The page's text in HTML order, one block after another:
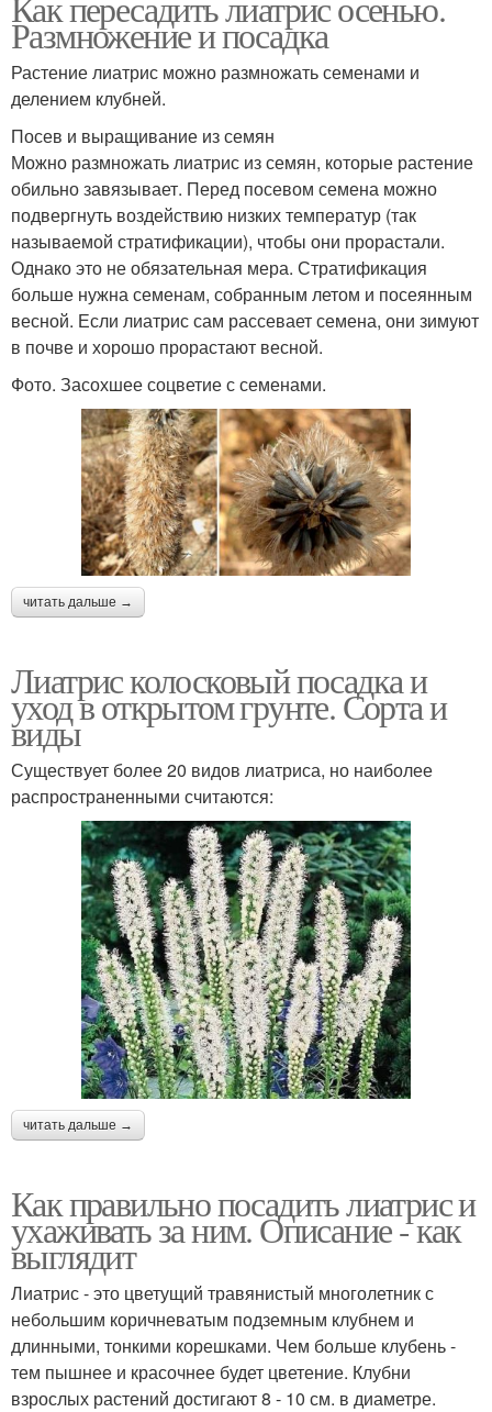
Размножение и посадка
Растение лиатрис можно размножать семенами и
делением клубней.
Посев и выращивание из семян
Можно размножать лиатрис из семян, которые растение
обильно завязывает. Перед посевом семена можно
подвергнуть воздействию низких температур (так
называемой стратификации), чтобы они прорастали.
Однако это не обязательная мера. Стратификация
больше нужна семенам, собранным летом и посеянным
весной. Если лиатрис сам рассевает семена, они зимуют
в почве и хорошо прорастают весной.
Фото. Засохшее соцветие с семенами.
читать дальше →
Лиатрис колосковый посадка и
уход в открытом грунте. Сорта и
виды
Существует более 20 видов лиатриса, но наиболее
распространенными считаются:
читать дальше →
Как правильно посадить лиатрис и
ухаживать за ним. Описание - как
выглядит
Лиатрис - это цветущий травянистый многолетник с
небольшим коричневатым подземным клубнем и
длинными, тонкими корешками. Чем больше клубень -
тем пышнее и красочнее будет цветение. Клубни
взрослых растений достигают 8 - 10 см. в диаметре.